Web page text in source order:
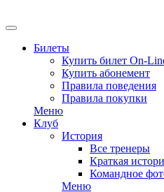
Билеты
Купить билет On-
Купить абонемент
Правила поведения
Правила покупки
Меню
Клуб
История
Все тренеры
Краткая
Командное
Меню